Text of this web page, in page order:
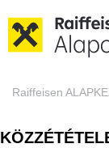
Raiffeisen